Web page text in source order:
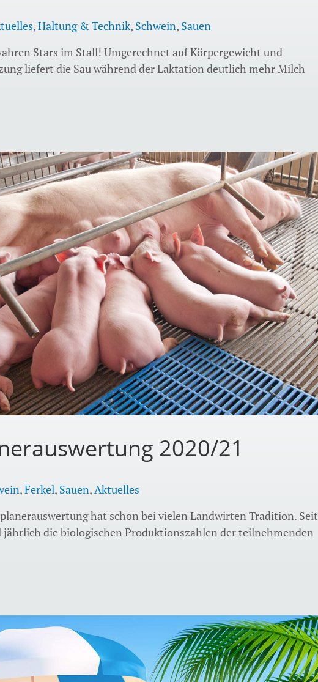
,Haltung & Technik, Schwein, Sauen
Stars im Stall! Umgerechnet auf Körpergewicht und
liefert die Sau während der Laktation deutlich mehr Milch
2020/21
,Ferkel, Sauen,Aktuelles
hat schon bei vielen Landwirten Tradition. Seit
jährlich die biologischen Produktionszahlen der teilnehmenden